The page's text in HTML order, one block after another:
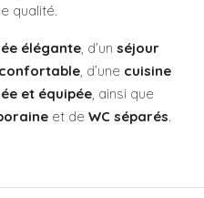
qualité.
élégante, d’un séjour
, d’une cuisine
et équipée, ainsi que
et de WC séparés.